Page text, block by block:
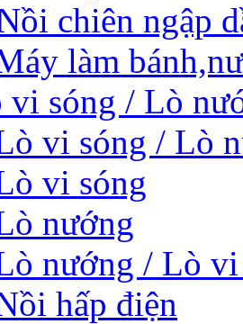
chiên ngập
làm
sóng / Lò
vi sóng / Lò
vi sóng
nướng
nướng / Lò vi
hấp điện